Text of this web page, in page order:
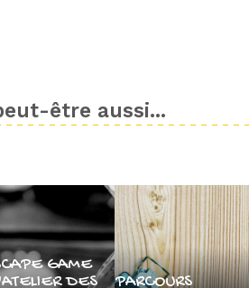
être aussi...
GAME
DES
PARCOURS